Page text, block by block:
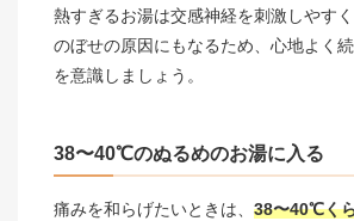
熱すぎるお湯は交感神経を刺激しやす
のぼせの原因にもなるため、心地よく
を意識しましょう。
38〜40℃のぬるめのお湯に入る
痛みを和らげたいときは、 38〜40℃く